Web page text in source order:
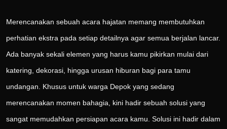
Merencanakan sebuah acara hajatan memang membutuhkan
perhatian ekstra pada setiap detailnya agar semua berjalan lancar.
Ada banyak sekali elemen yang harus kamu pikirkan mulai dari
katering, dekorasi, hingga urusan hiburan bagi para tamu
undangan. Khusus untuk warga Depok yang sedang
merencanakan momen bahagia, kini hadir sebuah solusi yang
sangat memudahkan persiapan acara kamu. Solusi ini hadir dalam